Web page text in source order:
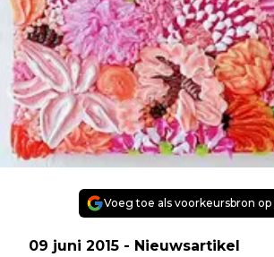
Voeg toe als voorkeursbron
09 juni 2015 - Nieuwsartikel